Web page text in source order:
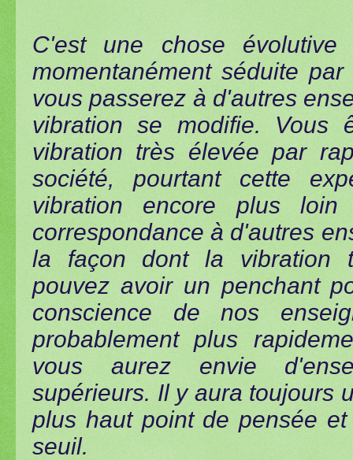
C'est une chose
momentanément séduite
vous passerez à d'autres
vibration se modifie.
vibration très élevée par
société, pourtant cette
vibration encore plus
correspondance à d'autres
la façon dont la vibration
pouvez avoir un penchant
conscience de nos
probablement plus
vous aurez envie
supérieurs. Il y aura toujours
plus haut point de pensée
seuil.